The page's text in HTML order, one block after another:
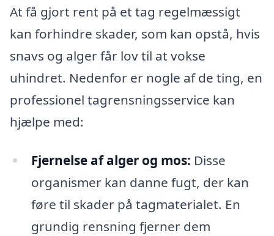
At få gjort rent på et tag regelmæssigt
kan forhindre skader, som kan opstå, hvis
snavs og alger får lov til at vokse
uhindret. Nedenfor er nogle af de ting, en
professionel tagrensningsservice kan
hjælpe med:
Fjernelse af alger og mos: Disse
organismer kan danne fugt, der kan
føre til skader på tagmaterialet. En
grundig rensning fjerner dem